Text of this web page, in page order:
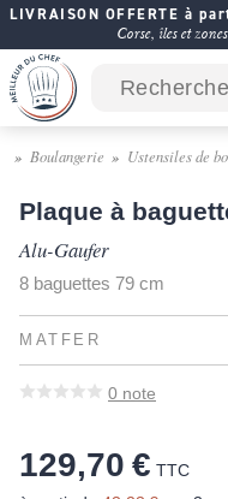
LIVRAISON OFFERTE à
Corse, îles et
Boulangerie Ustensiles de
Plaque à
Alu-Gaufer
8 baguettes 79 cm
MATFER
0 note
129,70 € TTC